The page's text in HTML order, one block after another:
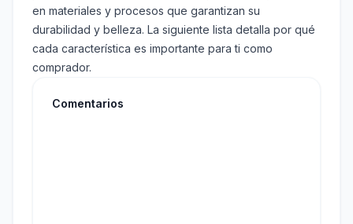
en materiales y procesos que garantizan su
durabilidad y belleza. La siguiente lista detalla por qué
cada característica es importante para ti como
comprador.
Comentarios